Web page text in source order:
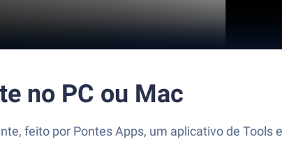
no PC ou Mac
feito por Pontes Apps, um aplicativo de Tools